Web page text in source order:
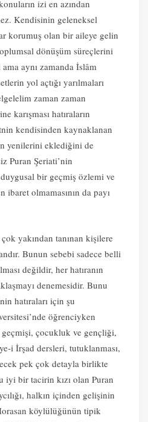
izi en azından
Kendisinin geleneksel
korumuş olan bir aileye gelin
dönüşüm süreçlerini
aynı zamanda İslâm
yol açtığı yarılmaları
zaman zaman
karışması hatıraların
kendisinden kaynaklanan
yenilerini eklediğini de
Puran Şeriati’nin
duygusal bir geçmiş özlemi ve
olmamasının da payı
çok yakından tanınan kişilere
Bunun sebebi sadece belli
değildir, her hatıranın
denemesidir. Bunu
hatıraları için şu
öğrenciyken
geçmişi, çocukluk ve gençliği,
i İrşad dersleri, tutuklanması,
pek çok detayla birlikte
iyi bir tacirin kızı olan Puran
halkın içinden gelişinin
köylülüğünün tipik